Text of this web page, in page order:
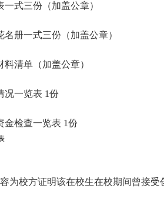
式三份（加盖公章）
名册一式三份（加盖公章）
清单（加盖公章）
况一览表 1份
金检查一览表 1份
为校方证明该在校生在校期间曾接受